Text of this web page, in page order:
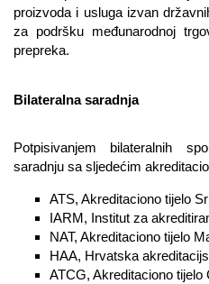
proizvoda i usluga izvan
za podršku međunarodnoj
prepreka.
Bilateralna saradnja
Potpisivanjem bilateralnih
saradnju sa sljedećim
ATS, Akreditaciono tijelo
IARM, Institut za
NAT, Akreditaciono tijelo
HAA, Hrvatska
ATCG, Akreditaciono tijelo